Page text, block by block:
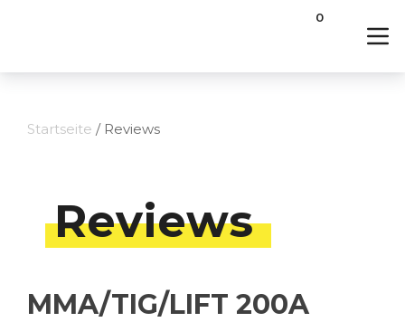
0
Startseite / Reviews
Reviews
MMA/TIG/LIFT 200A